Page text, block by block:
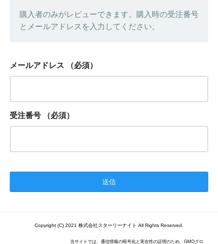
購入者のみがレビューできます。購入時の受注番号
とメールアドレスを入力してください。
メールアドレス （必須）
受注番号 （必須）
Copyright (C) 2021 株式会社スターリーナイト All Rights Reserved.
当サイトでは、通信情報の暗号化と実在性の証明のため、GMOグロ